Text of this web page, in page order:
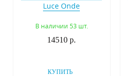
Luce Onde
В наличии 53 шт.
14510 р.
КУПИТЬ